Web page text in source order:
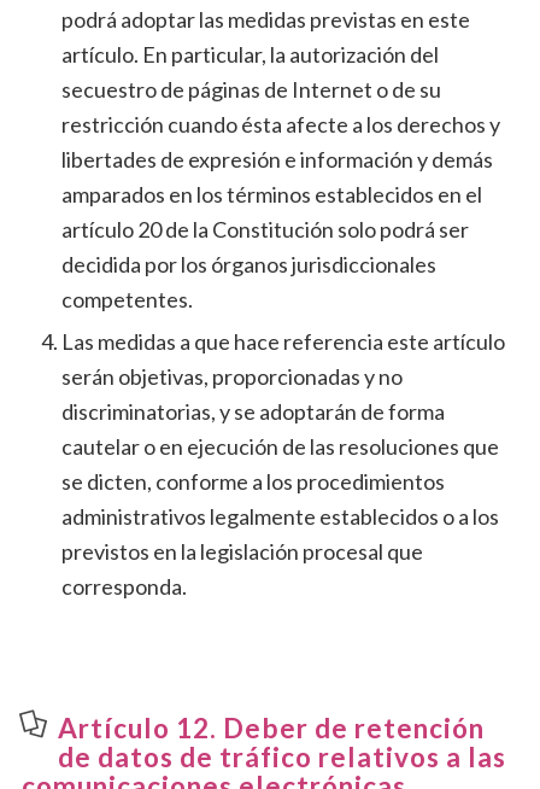
podrá adoptar las medidas previstas en este
artículo. En particular, la autorización del
secuestro de páginas de Internet o de su
restricción cuando ésta afecte a los derechos y
libertades de expresión e información y demás
amparados en los términos establecidos en el
artículo 20 de la Constitución solo podrá ser
decidida por los órganos jurisdiccionales
competentes.
Las medidas a que hace referencia este artículo
serán objetivas, proporcionadas y no
discriminatorias, y se adoptarán de forma
cautelar o en ejecución de las resoluciones que
se dicten, conforme a los procedimientos
administrativos legalmente establecidos o a los
previstos en la legislación procesal que
corresponda.
Artículo 12. Deber de retención
de datos de tráfico relativos a las